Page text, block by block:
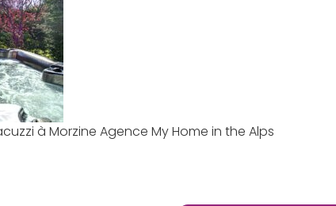
à Morzine Agence My Home in the Alps